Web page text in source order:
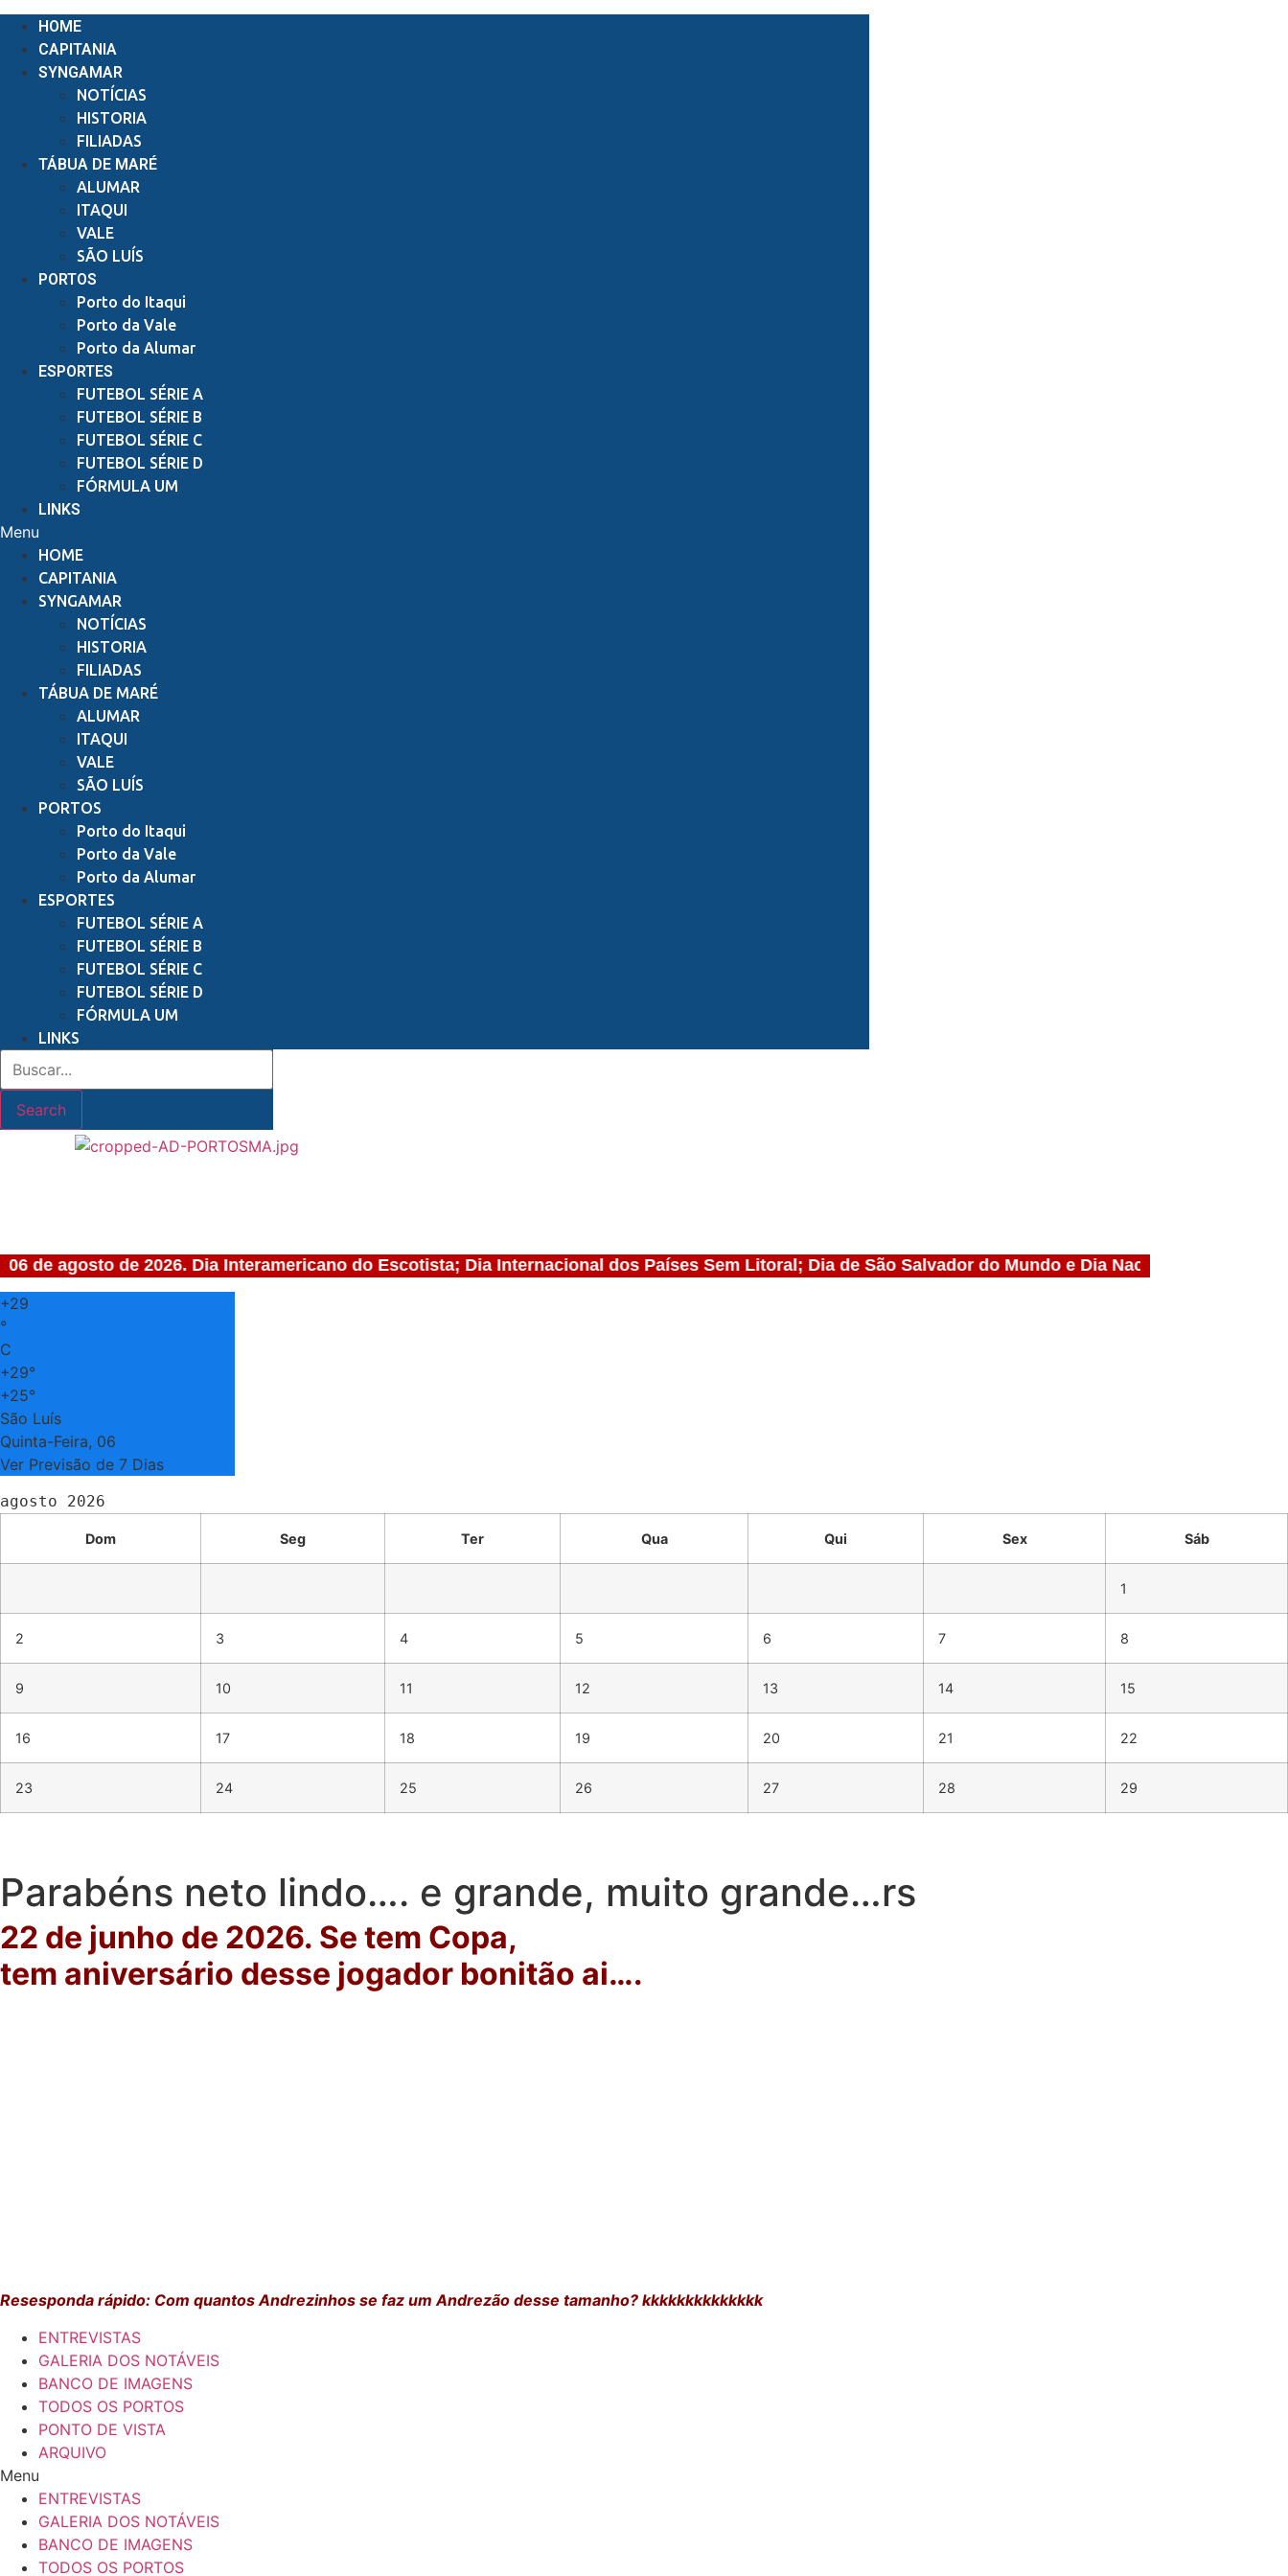
para
conteúdo
HOME
CAPITANIA
SYNGAMAR
NOTÍCIAS
HISTORIA
FILIADAS
TÁBUA DE MARÉ
ALUMAR
ITAQUI
VALE
SÃO LUÍS
PORTOS
Porto do Itaqui
Porto da Vale
Porto da Alumar
ESPORTES
FUTEBOL SÉRIE A
FUTEBOL SÉRIE B
FUTEBOL SÉRIE C
FUTEBOL SÉRIE D
FÓRMULA UM
LINKS
Menu
HOME
CAPITANIA
SYNGAMAR
NOTÍCIAS
HISTORIA
FILIADAS
TÁBUA DE MARÉ
ALUMAR
ITAQUI
VALE
SÃO LUÍS
PORTOS
Porto do Itaqui
Porto da Vale
Porto da Alumar
ESPORTES
FUTEBOL SÉRIE A
FUTEBOL SÉRIE B
FUTEBOL SÉRIE C
FUTEBOL SÉRIE D
FÓRMULA UM
LINKS
Search
de agosto de 2026. Dia Interamericano do Escotista; Dia Internacional dos Países Sem Litoral; Dia de São Salvador do Mundo e Dia Nacional dos
+29
°
C
+29°
+25°
São Luís
Quinta-Feira, 06
Ver Previsão de 7 Dias
agosto 2026
Dom Seg Ter Qua Qui Sex Sáb
1
2 3 4 5 6 7 8
9 10 11 12 13 14 15
16 17 18 19 20 21 22
23 24 25 26 27 28 29
Parabéns neto lindo…. e grande, muito grande…rs
22 de junho de 2026. Se tem Copa,
tem aniversário desse jogador bonitão ai….
Resesponda rápido: Com quantos Andrezinhos se faz um Andrezão desse tamanho? kkkkkkkkkkkkkk
ENTREVISTAS
GALERIA DOS NOTÁVEIS
BANCO DE IMAGENS
TODOS OS PORTOS
PONTO DE VISTA
ARQUIVO
Menu
ENTREVISTAS
GALERIA DOS NOTÁVEIS
BANCO DE IMAGENS
TODOS OS PORTOS